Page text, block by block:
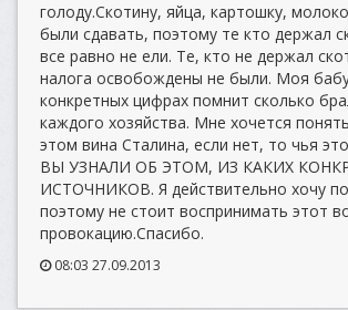
голоду.Скотину, яйца, картошку,
были сдавать, поэтому те кто держал
все равно не ели. Те, кто не держал
налога освобождены не были. Моя
конкретных цифрах помнит сколько
каждого хозяйства. Мне хочется
этом вина Сталина, если нет, то чья
ВЫ УЗНАЛИ ОБ ЭТОМ, ИЗ КАКИХ
ИСТОЧНИКОВ. Я действительно хочу
поэтому не стоит воспринимать этот
провокацию.Спасибо.
08:03 27.09.2013